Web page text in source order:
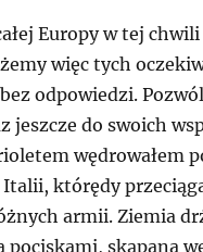
Europy w tej
więc tych
odpowiedzi.
jeszcze do swoich
wędrowałem
Italii, którędy
armii. Ziemia
pociskami, skąpana